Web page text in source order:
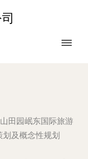
田园岷东国际旅游
划及概念性规划